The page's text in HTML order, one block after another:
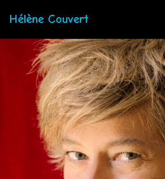
Hélène Couvert